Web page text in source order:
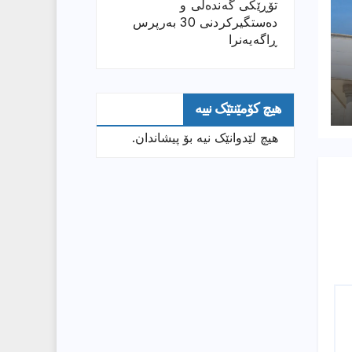
تۆڕێكی گەندەڵی و
دەستگیركردنی 30 بەرپرس
ڕاگەیەنرا
هیچ کۆمێنتێک نییە
هیچ لێدوانێک نیە بۆ پیشاندان.